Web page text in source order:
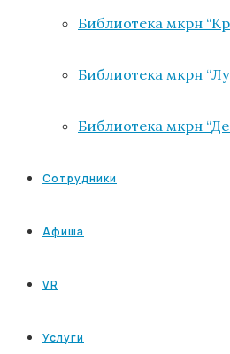
Библиотека мкрн
Библиотека мкрн
Библиотека мкрн
Сотрудники
Афиша
VR
Услуги